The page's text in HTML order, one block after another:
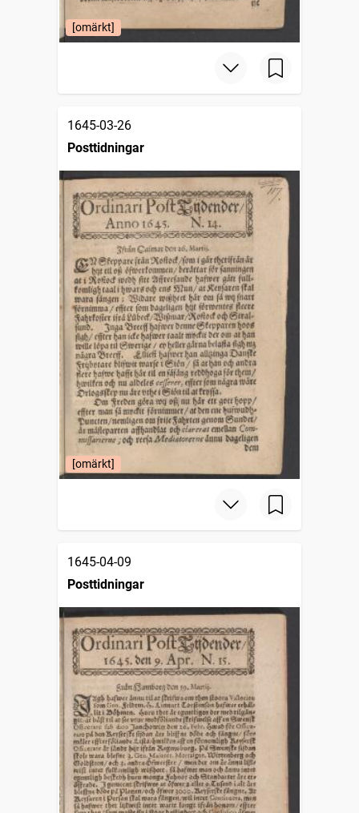
[omärkt]
1645-03-26
Posttidningar
[omärkt]
1645-04-09
Posttidningar